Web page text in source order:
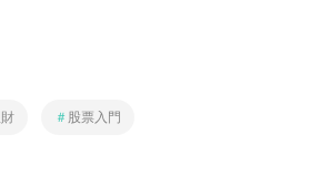
＃ 股票入門